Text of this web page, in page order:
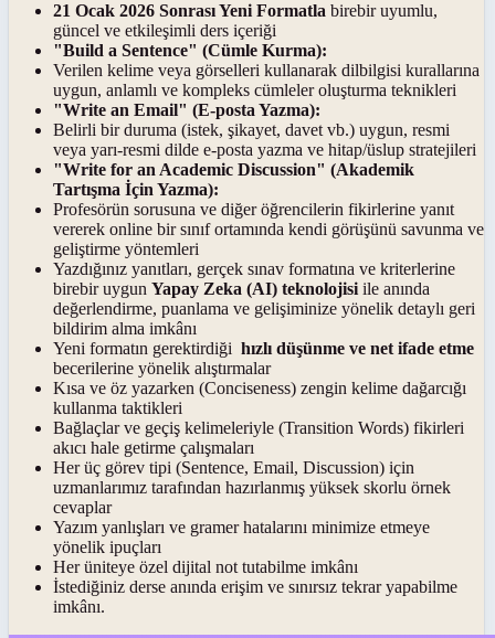
21 Ocak 2026 Sonrası Yeni Formatla birebir uyumlu,
güncel ve etkileşimli ders içeriği
"Build a Sentence" (Cümle Kurma):
Verilen kelime veya görselleri kullanarak dilbilgisi kurallarına
uygun, anlamlı ve kompleks cümleler oluşturma teknikleri
"Write an Email" (E-posta Yazma):
Belirli bir duruma (istek, şikayet, davet vb.) uygun, resmi
veya yarı-resmi dilde e-posta yazma ve hitap/üslup stratejileri
"Write for an Academic Discussion" (Akademik
Tartışma İçin Yazma):
Profesörün sorusuna ve diğer öğrencilerin fikirlerine yanıt
vererek online bir sınıf ortamında kendi görüşünü savunma ve
geliştirme yöntemleri
Yazdığınız yanıtları, gerçek sınav formatına ve kriterlerine
birebir uygun Yapay Zeka (AI) teknolojisi ile anında
değerlendirme, puanlama ve gelişiminize yönelik detaylı geri
bildirim alma imkânı
Yeni formatın gerektirdiği hızlı düşünme ve net ifade etme
becerilerine yönelik alıştırmalar
Kısa ve öz yazarken (Conciseness) zengin kelime dağarcığı
kullanma taktikleri
Bağlaçlar ve geçiş kelimeleriyle (Transition Words) fikirleri
akıcı hale getirme çalışmaları
Her üç görev tipi (Sentence, Email, Discussion) için
uzmanlarımız tarafından hazırlanmış yüksek skorlu örnek
cevaplar
Yazım yanlışları ve gramer hatalarını minimize etmeye
yönelik ipuçları
Her üniteye özel dijital not tutabilme imkânı
İstediğiniz derse anında erişim ve sınırsız tekrar yapabilme
imkânı.